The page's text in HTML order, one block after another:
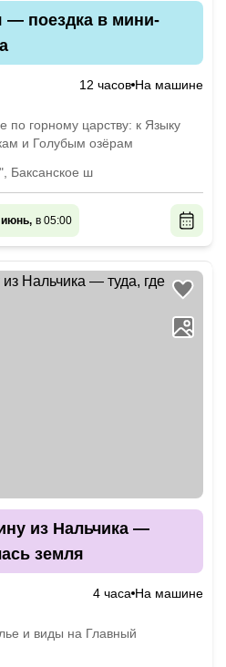
— поездка в мини-
12 часов На машине
по горному царству: к Языку
и Голубым озёрам
Баксанское ш
июнь, в 05:00
из Нальчика —
земля
4 часа На машине
и виды на Главный